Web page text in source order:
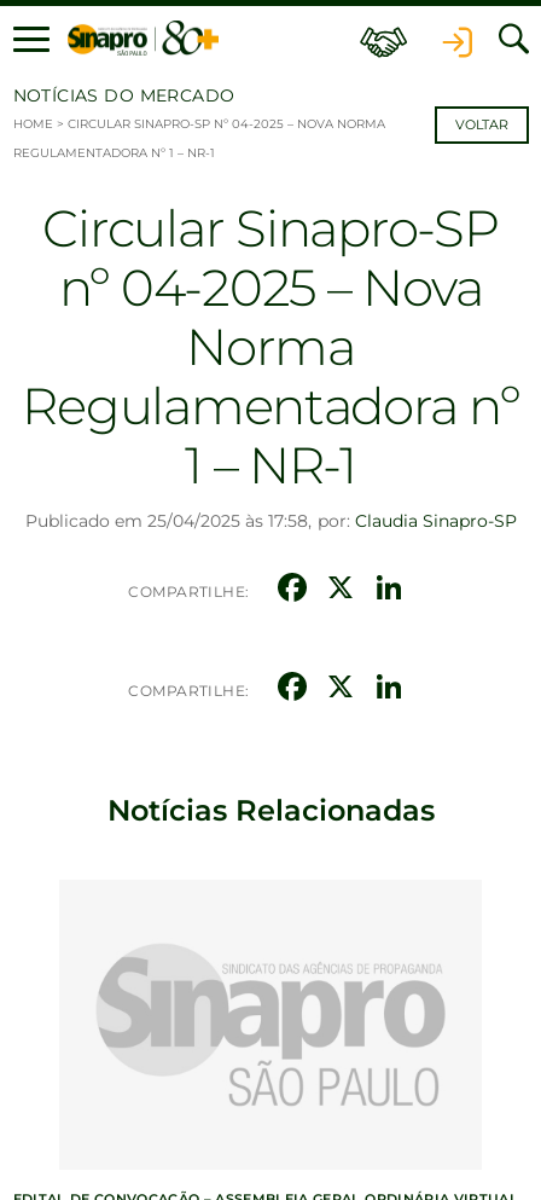
Ir para o conteúdo
NOTÍCIAS DO MERCADO
HOME > CIRCULAR SINAPRO-SP Nº 04-2025 – NOVA NORMA
REGULAMENTADORA Nº 1 – NR-1
VOLTAR
Circular Sinapro-SP
nº 04-2025 – Nova
Norma
Regulamentadora nº
1 – NR-1
Publicado em 25/04/2025 às 17:58, por: Claudia Sinapro-SP
COMPARTILHE: Facebook
X
COMPARTILHE: Facebook
X
Notícias Relacionadas